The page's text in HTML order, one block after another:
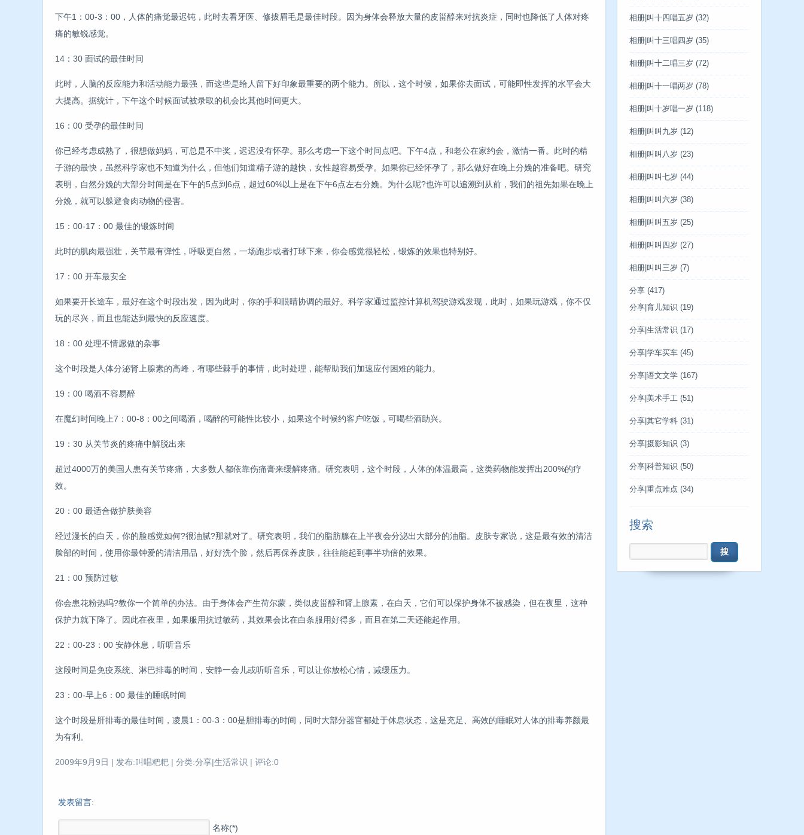
下午1：00-3：00，人体的痛觉最迟钝，此时去看牙医、修拔眉毛是最佳时段。因为身体会释放大量的皮甾醇来对抗炎症，同时也降低了人体对疼
痛的敏锐感觉。
14：30 面试的最佳时间
此时，人脑的反应能力和活动能力最强，而这些是给人留下好印象最重要的两个能力。所以，这个时候，如果你去面试，可能即性发挥的水平会大
大提高。据统计，下午这个时候面试被录取的机会比其他时间更大。
16：00 受孕的最佳时间
你已经考虑成熟了，很想做妈妈，可总是不中奖，迟迟没有怀孕。那么考虑一下这个时间点吧。下午4点，和老公在家约会，激情一番。此时的精
子游的最快，虽然科学家也不知道为什么，但他们知道精子游的越快，女性越容易受孕。如果你已经怀孕了，那么做好在晚上分娩的准备吧。研究
表明，自然分娩的大部分时间是在下午的5点到6点，超过60%以上是在下午6点左右分娩。为什么呢?也许可以追溯到从前，我们的祖先如果在晚上
分娩，就可以躲避食肉动物的侵害。
15：00-17：00 最佳的锻炼时间
此时的肌肉最强壮，关节最有弹性，呼吸更自然，一场跑步或者打球下来，你会感觉很轻松，锻炼的效果也特别好。
17：00 开车最安全
如果要开长途车，最好在这个时段出发，因为此时，你的手和眼睛协调的最好。科学家通过监控计算机驾驶游戏发现，此时，如果玩游戏，你不仅
玩的尽兴，而且也能达到最快的反应速度。
18：00 处理不情愿做的杂事
这个时段是人体分泌肾上腺素的高峰，有哪些棘手的事情，此时处理，能帮助我们加速应付困难的能力。
19：00 喝酒不容易醉
在魔幻时间晚上7：00-8：00之间喝酒，喝醉的可能性比较小，如果这个时候约客户吃饭，可喝些酒助兴。
19：30 从关节炎的疼痛中解脱出来
超过4000万的美国人患有关节疼痛，大多数人都依靠伤痛膏来缓解疼痛。研究表明，这个时段，人体的体温最高，这类药物能发挥出200%的疗
效。
20：00 最适合做护肤美容
经过漫长的白天，你的脸感觉如何?很油腻?那就对了。研究表明，我们的脂肪腺在上半夜会分泌出大部分的油脂。皮肤专家说，这是最有效的清洁
脸部的时间，使用你最钟爱的清洁用品，好好洗个脸，然后再保养皮肤，往往能起到事半功倍的效果。
21：00 预防过敏
你会患花粉热吗?教你一个简单的办法。由于身体会产生荷尔蒙，类似皮甾醇和肾上腺素，在白天，它们可以保护身体不被感染，但在夜里，这种
保护力就下降了。因此在夜里，如果服用抗过敏药，其效果会比在白条服用好得多，而且在第二天还能起作用。
22：00-23：00 安静休息，听听音乐
这段时间是免疫系统、淋巴排毒的时间，安静一会儿或听听音乐，可以让你放松心情，减缓压力。
23：00-早上6：00 最佳的睡眠时间
这个时段是肝排毒的最佳时间，凌晨1：00-3：00是胆排毒的时间，同时大部分器官都处于休息状态，这是充足、高效的睡眠对人体的排毒养颜最
为有利。
2009年9月9日 | 发布:叫唱粑粑 | 分类:分享|生活常识 | 评论:0
发表留言:
名称(*)
相册|叫十四唱五岁 (32)
相册|叫十三唱四岁 (35)
相册|叫十二唱三岁 (72)
相册|叫十一唱两岁 (78)
相册|叫十岁唱一岁 (118)
相册|叫叫九岁 (12)
相册|叫叫八岁 (23)
相册|叫叫七岁 (44)
相册|叫叫六岁 (38)
相册|叫叫五岁 (25)
相册|叫叫四岁 (27)
相册|叫叫三岁 (7)
分享 (417)
分享|育儿知识 (19)
分享|生活常识 (17)
分享|学车买车 (45)
分享|语文文学 (167)
分享|美术手工 (51)
分享|其它学科 (31)
分享|摄影知识 (3)
分享|科普知识 (50)
分享|重点难点 (34)
搜索